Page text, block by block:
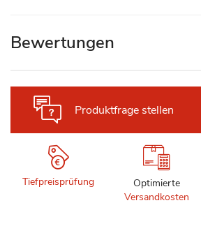
Produktfrage stellen
Tiefpreisprüfung
Optimierte
Versandkosten
Bewertungen